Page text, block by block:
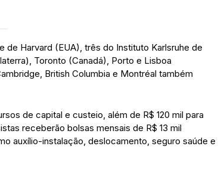
de Harvard (EUA), três do Instituto Karlsruhe de
Toronto (Canadá), Porto e Lisboa
British Columbia e Montréal também
de capital e custeio, além de R$ 120 mil para
receberão bolsas mensais de R$ 13 mil
auxílio-instalação, deslocamento, seguro saúde e